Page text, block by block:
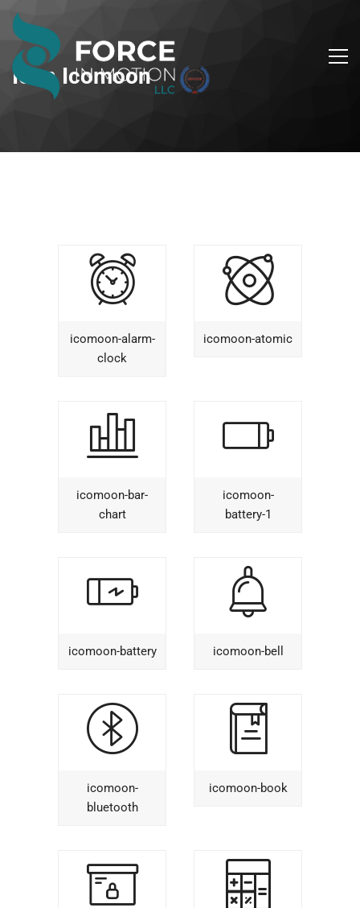
Icon Icomoon
icomoon-alarm-
clock
icomoon-atomic
icomoon-bar-
chart
icomoon-
battery-1
icomoon-battery icomoon-bell
icomoon-
bluetooth
icomoon-book